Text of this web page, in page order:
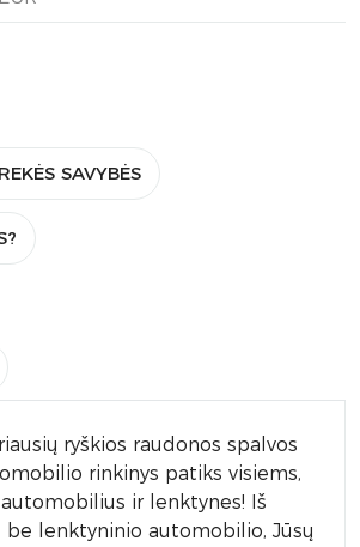
SAVYBĖS
ryškios raudonos spalvos
rinkinys patiks visiems,
ir lenktynes! Iš
be lenktyninio automobilio, Jūsų